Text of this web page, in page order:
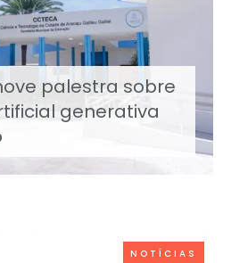
palestra sobre
generativa
NOTÍCIAS